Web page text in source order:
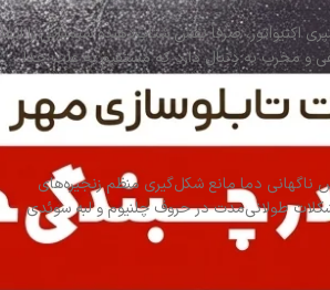
اکتیواتور، صرفاً نقش شتاب‌دهنده شیمیایی را ایفا
و مخرب به دنبال دارد که مستقیم به علت جدا
دما مانع شکل‌گیری منظم زنجیره‌های
طولانی‌مدت در حروف چلنیوم و لبه سوئدی